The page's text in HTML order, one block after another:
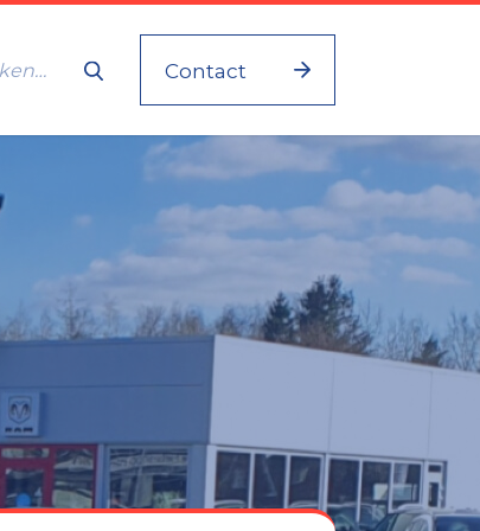
Contact